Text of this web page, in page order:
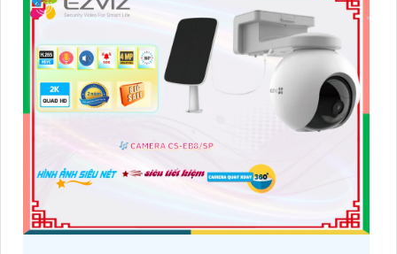
LẮP
ĐẶT
CAMERA